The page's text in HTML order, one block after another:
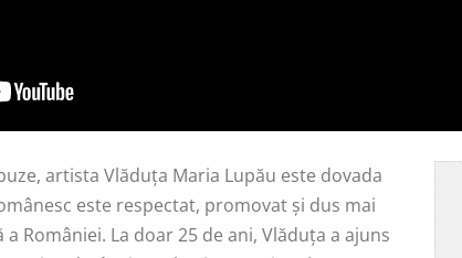
artista Vlăduța Maria Lupău este dovada
este respectat, promovat şi dus mai
României. La doar 25 de ani, Vlăduța a ajuns